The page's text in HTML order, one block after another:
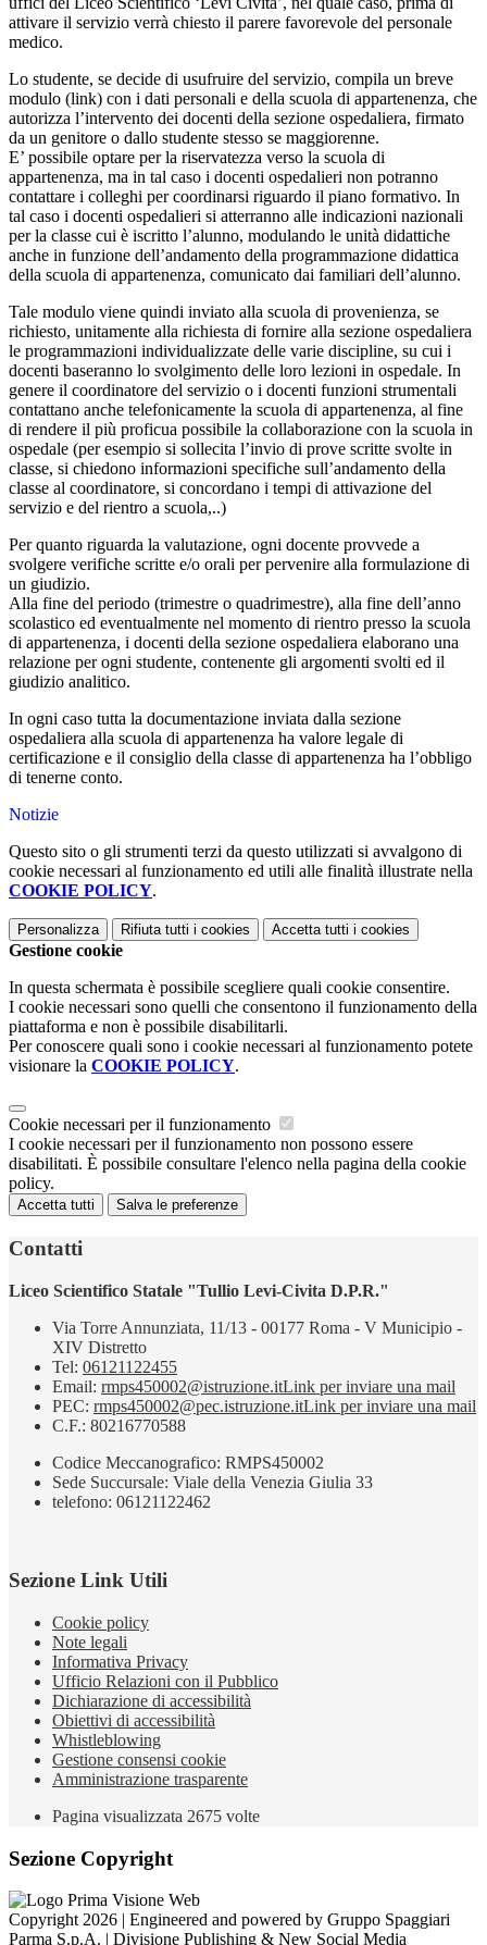
attivare il servizio verrà chiesto il parere favorevole del personale
medico.
Lo studente, se decide di usufruire del servizio, compila un breve
modulo (link) con i dati personali e della scuola di appartenenza, che
autorizza l’intervento dei docenti della sezione ospedaliera, firmato
da un genitore o dallo studente stesso se maggiorenne.
E’ possibile optare per la riservatezza verso la scuola di
appartenenza, ma in tal caso i docenti ospedalieri non potranno
contattare i colleghi per coordinarsi riguardo il piano formativo. In
tal caso i docenti ospedalieri si atterranno alle indicazioni nazionali
per la classe cui è iscritto l’alunno, modulando le unità didattiche
anche in funzione dell’andamento della programmazione didattica
della scuola di appartenenza, comunicato dai familiari dell’alunno.
Tale modulo viene quindi inviato alla scuola di provenienza, se
richiesto, unitamente alla richiesta di fornire alla sezione ospedaliera
le programmazioni individualizzate delle varie discipline, su cui i
docenti baseranno lo svolgimento delle loro lezioni in ospedale. In
genere il coordinatore del servizio o i docenti funzioni strumentali
contattano anche telefonicamente la scuola di appartenenza, al fine
di rendere il più proficua possibile la collaborazione con la scuola in
ospedale (per esempio si sollecita l’invio di prove scritte svolte in
classe, si chiedono informazioni specifiche sull’andamento della
classe al coordinatore, si concordano i tempi di attivazione del
servizio e del rientro a scuola,..)
Per quanto riguarda la valutazione, ogni docente provvede a
svolgere verifiche scritte e/o orali per pervenire alla formulazione di
un giudizio.
Alla fine del periodo (trimestre o quadrimestre), alla fine dell’anno
scolastico ed eventualmente nel momento di rientro presso la scuola
di appartenenza, i docenti della sezione ospedaliera elaborano una
relazione per ogni studente, contenente gli argomenti svolti ed il
giudizio analitico.
In ogni caso tutta la documentazione inviata dalla sezione
ospedaliera alla scuola di appartenenza ha valore legale di
certificazione e il consiglio della classe di appartenenza ha l’obbligo
di tenerne conto.
Notizie
Questo sito o gli strumenti terzi da questo utilizzati si avvalgono di
cookie necessari al funzionamento ed utili alle finalità illustrate nella
COOKIE POLICY.
Personalizza Rifiuta tutti i cookies Accetta tutti i cookies
Gestione cookie
In questa schermata è possibile scegliere quali cookie consentire.
I cookie necessari sono quelli che consentono il funzionamento della
piattaforma e non è possibile disabilitarli.
Per conoscere quali sono i cookie necessari al funzionamento potete
visionare la COOKIE POLICY.
Cookie necessari per il funzionamento
I cookie necessari per il funzionamento non possono essere
disabilitati. È possibile consultare l'elenco nella pagina della cookie
policy.
Accetta tutti Salva le preferenze
Contatti
Liceo Scientifico Statale "Tullio Levi-Civita D.P.R."
Via Torre Annunziata, 11/13 - 00177 Roma - V Municipio -
XIV Distretto
Tel: 06121122455
Email: rmps450002@istruzione.itLink per inviare una mail
PEC: rmps450002@pec.istruzione.itLink per inviare una mail
C.F.: 80216770588
Codice Meccanografico: RMPS450002
Sede Succursale: Viale della Venezia Giulia 33
telefono: 06121122462
Sezione Link Utili
Cookie policy
Note legali
Informativa Privacy
Ufficio Relazioni con il Pubblico
Dichiarazione di accessibilità
Obiettivi di accessibilità
Whistleblowing
Gestione consensi cookie
Amministrazione trasparente
Pagina visualizzata 2675 volte
Sezione Copyright
Copyright 2026 | Engineered and powered by Gruppo Spaggiari
Parma S.p.A. | Divisione Publishing & New Social Media